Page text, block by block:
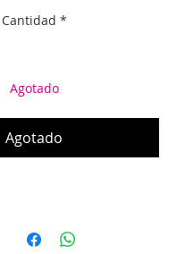
Cantidad *
Agotado
Agotado